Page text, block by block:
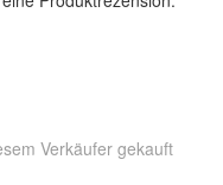
Verkäufer gekauft